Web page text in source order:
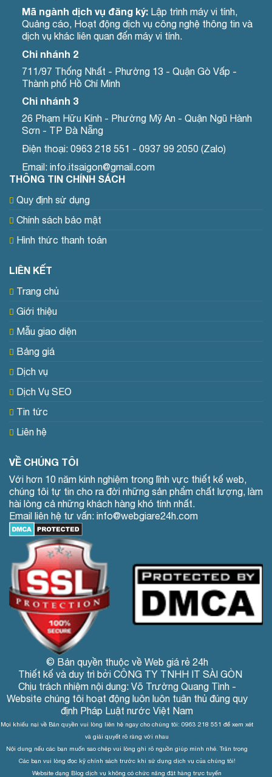
Mã ngành dịch vụ đăng ký:Lập trình máy vi tính,
Quảng cáo, Hoạt động dịch vụ công nghệ thông tin và
dịch vụ khác liên quan đến máy vi tính.
Chi nhánh 2
711/97 Thống Nhất - Phường 13 - Quận Gò Vấp -
Thành phố Hồ Chí Minh
Chi nhánh 3
26 Phạm Hữu Kính - Phường Mỹ An - Quận Ngũ Hành
Sơn - TP Đà Nẵng
Điện thoại: 0963 218 551 - 0937 99 2050 (Zalo)
Email: info.itsaigon@gmail.com
THÔNG TIN CHÍNH SÁCH
Quy định sử dụng
Chính sách bảo mật
Hình thức thanh toán
LIÊN KẾT
Trang chủ
Giới thiệu
Mẫu giao diện
Bảng giá
Dịch vụ
Dịch Vụ SEO
Tin tức
Liên hệ
VỀ CHÚNG TÔI
Với hơn 10 năm kinh nghiệm trong lĩnh vực thiết kế web,
chúng tôi tự tin cho ra đời những sản phẩm chất lượng, làm
hài lòng cả những khách hàng khó tính nhất.
Email liên hệ tư vấn: info@webgiare24h.com
© Bản quyền thuộc về Web giá rẻ 24h
Thiết kế và duy trì bởi CÔNG TY TNHH IT SÀI GÒN
Chịu trách nhiệm nội dung: Võ Trường Quang Tình -
Website chúng tôi hoạt động luôn luôn tuân thủ đúng quy
định Pháp Luật nước Việt Nam
Mọi khiếu nại về Bản quyền vui lòng liên hệ ngay cho chúng tôi: 0963 218 551 để xem xét
và giải quyết rõ ràng với nhau
Nội dung nếu các bạn muốn sao chép vui lòng ghi rõ nguồn giúp mình nhé. Trân trọng
Các bạn vui lòng đọc kỹ chính sách trước khi sử dụng dịch vụ của chúng tôi!
Website dạng Blog dịch vụ không có chức năng đặt hàng trực tuyến